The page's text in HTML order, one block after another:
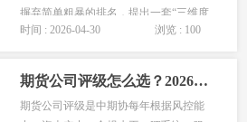
摒弃简单粗暴的排名，提出一套“三维度
评测法”：安全合规基石、软硬件服务体
论，您可以系统评估并选择最适合自身
需求的期货公司，做出明智的决策...
时间 : 2026-04-30 浏览 : 100
期货公司评级怎么选？2026AA/A级优势详解，新手选平台避坑指南
期货公司评级是中期协每年根据风控能